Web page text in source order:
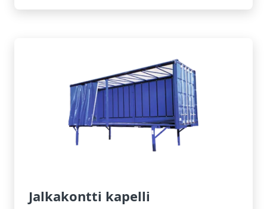
Jalkakontti kapelli